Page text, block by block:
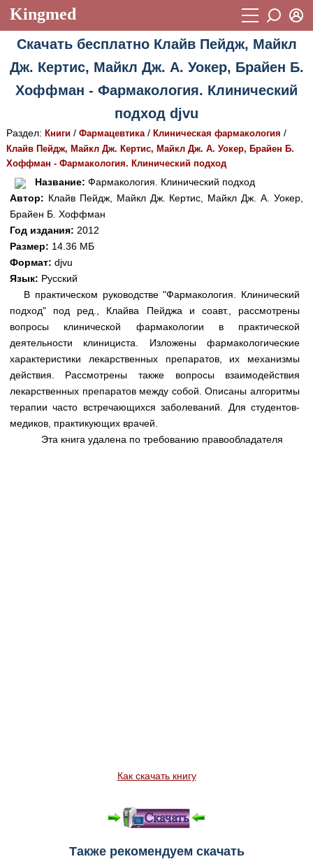
Kingmed
Учебный материал
Видеогалерея 899
Истории болезней 1268
Лекции и презентации 2474
Аккредитационные тесты (6)
Методические рекомендации
Научно-популярное
Статьи
Новости (244)
Медицинская стандартизация
Нормативы экстренной и неотложной помощи
Нормы лабораторных и инструментальных
исследований
Обратная связь
Добавить материал
Восстановить пароль
Регистрация
Вход
Скачать бесплатно Клайв Пейдж, Майкл
Дж. Кертис, Майкл Дж. А. Уокер, Брайен Б.
Хоффман - Фармакология. Клинический
подход djvu
Раздел: Книги/ Фармацевтика/ Клиническая фармакология /
Клайв Пейдж, Майкл Дж. Кертис, Майкл Дж. А. Уокер, Брайен Б.
Хоффман - Фармакология. Клинический подход
Название: Фармакология. Клинический подход
Автор: Клайв Пейдж, Майкл Дж. Кертис, Майкл Дж. А. Уокер,
Брайен Б. Хоффман
Год издания: 2012
Размер: 14.36 МБ
Формат: djvu
Язык: Русский
В практическом руководстве "Фармакология. Клинический
подход" под ред., Клайва Пейджа и соавт., рассмотрены
вопросы клинической фармакологии в практической
деятельности клинициста. Изложены фармакологические
характеристики лекарственных препаратов, их механизмы
действия. Рассмотрены также вопросы взаимодействия
лекарственных препаратов между собой. Описаны алгоритмы
терапии часто встречающихся заболеваний. Для студентов-
медиков, практикующих врачей.
Эта книга удалена по требованию правообладателя
Как скачать книгу
Также рекомендуем скачать